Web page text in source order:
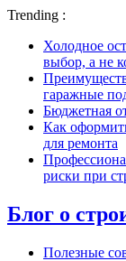
Trending :
Холодное
выбор, а не
гаражные
Бюджетная
Как
для ремонта
риски при
Блог о
Полезные